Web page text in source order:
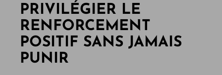
PRIVILÉGIER LE
RENFORCEMENT
POSITIF SANS JAMAIS
PUNIR